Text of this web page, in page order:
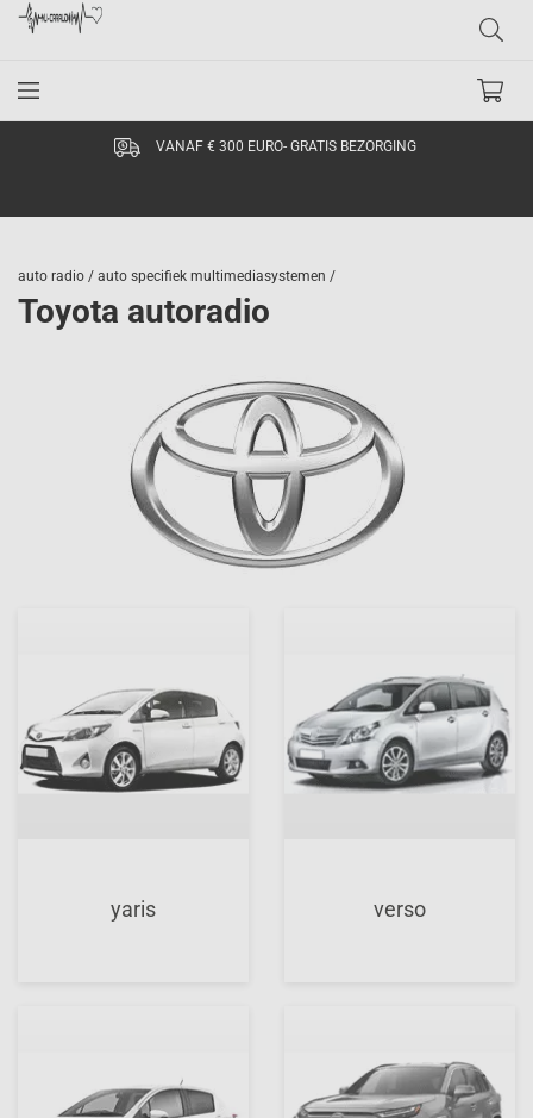
VANAF € 300 EURO- GRATIS BEZORGING
auto radio / auto specifiek multimediasystemen /
Toyota autoradio
yaris verso